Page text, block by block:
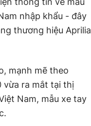
nhập khẩu - đây
thương hiệu Aprilia
mạnh mẽ theo
vừa ra mắt tại thị
Nam, mẫu xe tay